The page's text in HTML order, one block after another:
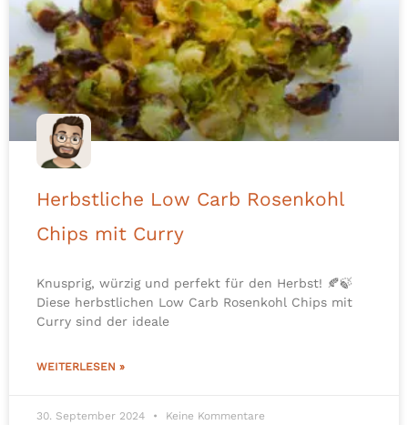
Herbstliche Low Carb Rosenkohl
Chips mit Curry
Knusprig, würzig und perfekt für den Herbst! 🍂🍃
Diese herbstlichen Low Carb Rosenkohl Chips mit
Curry sind der ideale
WEITERLESEN »
30. September 2024 Keine Kommentare